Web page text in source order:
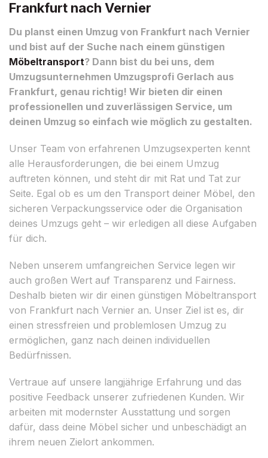
Frankfurt nach Vernier
Du planst einen Umzug von Frankfurt nach Vernier
und bist auf der Suche nach einem günstigen
Möbeltransport? Dann bist du bei uns, dem
Umzugsunternehmen Umzugsprofi Gerlach aus
Frankfurt, genau richtig! Wir bieten dir einen
professionellen und zuverlässigen Service, um
deinen Umzug so einfach wie möglich zu gestalten.
Unser Team von erfahrenen Umzugsexperten kennt
alle Herausforderungen, die bei einem Umzug
auftreten können, und steht dir mit Rat und Tat zur
Seite. Egal ob es um den Transport deiner Möbel, den
sicheren Verpackungsservice oder die Organisation
deines Umzugs geht – wir erledigen all diese Aufgaben
für dich.
Neben unserem umfangreichen Service legen wir
auch großen Wert auf Transparenz und Fairness.
Deshalb bieten wir dir einen günstigen Möbeltransport
von Frankfurt nach Vernier an. Unser Ziel ist es, dir
einen stressfreien und problemlosen Umzug zu
ermöglichen, ganz nach deinen individuellen
Bedürfnissen.
Vertraue auf unsere langjährige Erfahrung und das
positive Feedback unserer zufriedenen Kunden. Wir
arbeiten mit modernster Ausstattung und sorgen
dafür, dass deine Möbel sicher und unbeschädigt an
ihrem neuen Zielort ankommen.